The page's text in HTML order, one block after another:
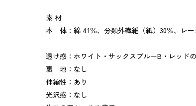
素 材
本 体：綿 41％、分類外繊維（紙）30％、レー
透け感：ホワイト・サックスブルーB・レッド
裏 地：なし
伸縮性：あり
光沢感：なし